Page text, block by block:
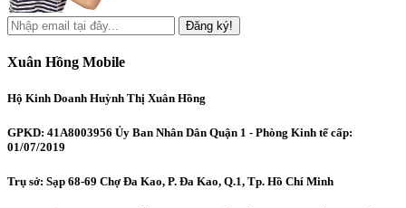
Đăng ký!
Xuân Hồng Mobile
Hộ Kinh Doanh Huỳnh Thị Xuân Hồng
GPKD: 41A8003956 Ủy Ban Nhân Dân Quận 1 - Phòng Kinh tế cấp:
01/07/2019
Trụ sở: Sạp 68-69 Chợ Đa Kao, P. Đa Kao, Q.1, Tp. Hồ Chí Minh